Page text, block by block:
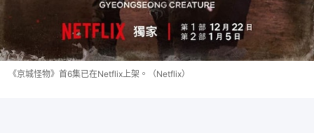
《京城怪物》首6集已在Netflix上架。（Netflix）